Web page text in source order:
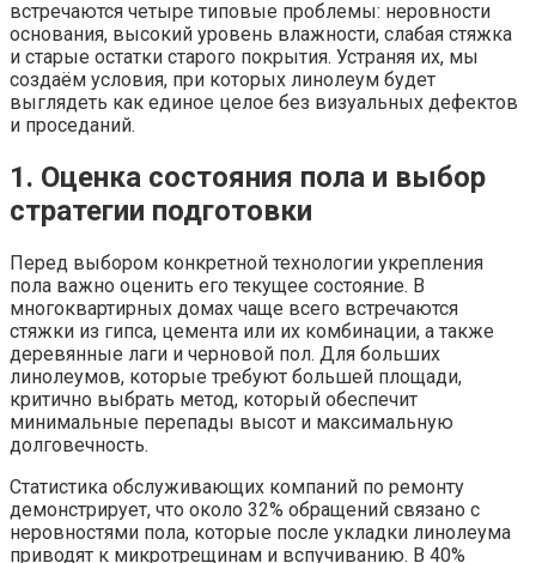
встречаются четыре типовые проблемы: неровности
основания, высокий уровень влажности, слабая стяжка
и старые остатки старого покрытия. Устраняя их, мы
создаём условия, при которых линолеум будет
выглядеть как единое целое без визуальных дефектов
и проседаний.
1. Оценка состояния пола и выбор
стратегии подготовки
Перед выбором конкретной технологии укрепления
пола важно оценить его текущее состояние. В
многоквартирных домах чаще всего встречаются
стяжки из гипса, цемента или их комбинации, а также
деревянные лаги и черновой пол. Для больших
линолеумов, которые требуют большей площади,
критично выбрать метод, который обеспечит
минимальные перепады высот и максимальную
долговечность.
Статистика обслуживающих компаний по ремонту
демонстрирует, что около 32% обращений связано с
неровностями пола, которые после укладки линолеума
приводят к микротрещинам и вспучиванию. В 40%